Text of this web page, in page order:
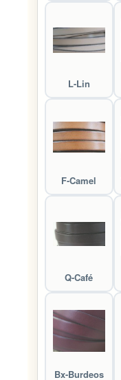
L-Lin
F-Camel
Q-Café
Bx-Burdeos